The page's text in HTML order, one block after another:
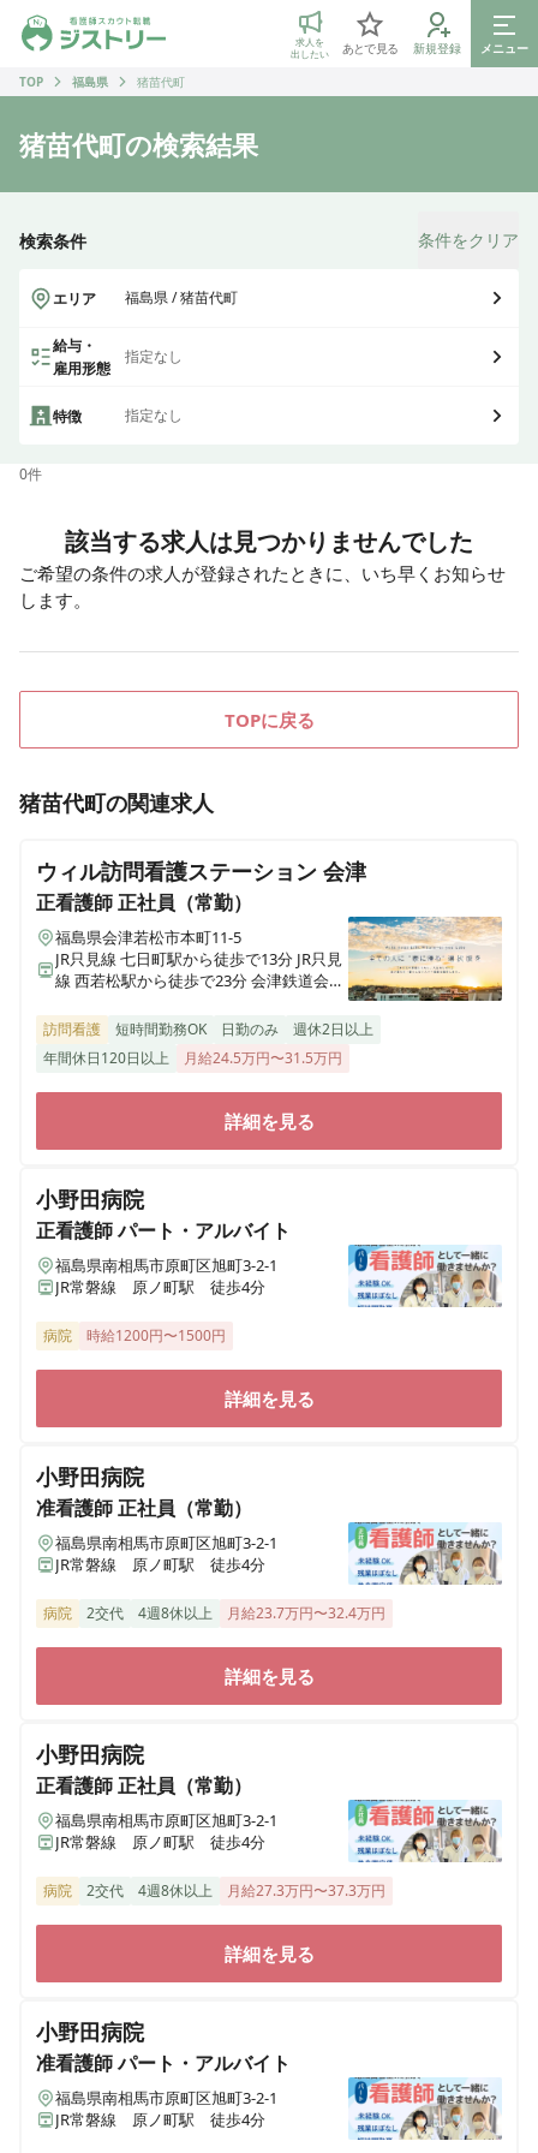
ジストリー 看護師の転職マッチング
求人を
出したい
あとで見る 新規登録
メニュー
TOP
福島県 猪苗代町
猪苗代町の検索結果
検索条件 条件をクリア
エリア 福島県 / 猪苗代町
給与・
雇用形態
指定なし
特徴 指定なし
0件
該当する求人は見つかりませんでした
ご希望の条件の求人が登録されたときに、いち早くお知らせ
します。
TOPに戻る
猪苗代町の関連求人
ウィル訪問看護ステーション 会津
正看護師正社員（常勤）
福島県会津若松市本町11-5
JR只見線 七日町駅から徒歩で13分 JR只見
線 西若松駅から徒歩で23分 会津鉄道会津
訪問看護 短時間勤務OK 日勤のみ
週休2日以上
年間休日120日以上
月給24.5万円〜31.5万円
詳細を見る
小野田病院
正看護師パート・アルバイト
福島県南相馬市原町区旭町3-2-1
JR常磐線 原ノ町駅 徒歩4分
病院 時給1200円〜1500円
詳細を見る
小野田病院
准看護師正社員（常勤）
福島県南相馬市原町区旭町3-2-1
JR常磐線 原ノ町駅 徒歩4分
病院 2交代 4週8休以上 月給23.7万円〜32.4万円
詳細を見る
小野田病院
正看護師正社員（常勤）
福島県南相馬市原町区旭町3-2-1
JR常磐線 原ノ町駅 徒歩4分
病院 2交代 4週8休以上 月給27.3万円〜37.3万円
詳細を見る
小野田病院
准看護師パート・アルバイト
福島県南相馬市原町区旭町3-2-1
JR常磐線 原ノ町駅 徒歩4分